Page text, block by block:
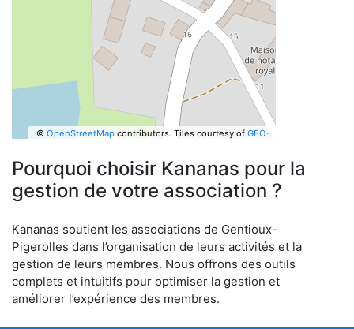
© OpenStreetMapcontributors. Tiles courtesy of GEO-
Pourquoi choisir Kananas pour la
gestion de votre association ?
Kananas soutient les associations de Gentioux-
Pigerolles dans l’organisation de leurs activités et la
gestion de leurs membres. Nous offrons des outils
complets et intuitifs pour optimiser la gestion et
améliorer l’expérience des membres.